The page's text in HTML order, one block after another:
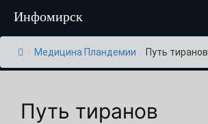
содержимому
Инфомирск
Медицина Пландемии Путь тиранов
Путь тиранов